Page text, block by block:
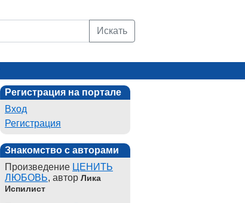
Искать
Регистрация на портале
Вход
Регистрация
Знакомство с авторами
Произведение ЦЕНИТЬ
ЛЮБОВЬ, автор Лика
Испилист